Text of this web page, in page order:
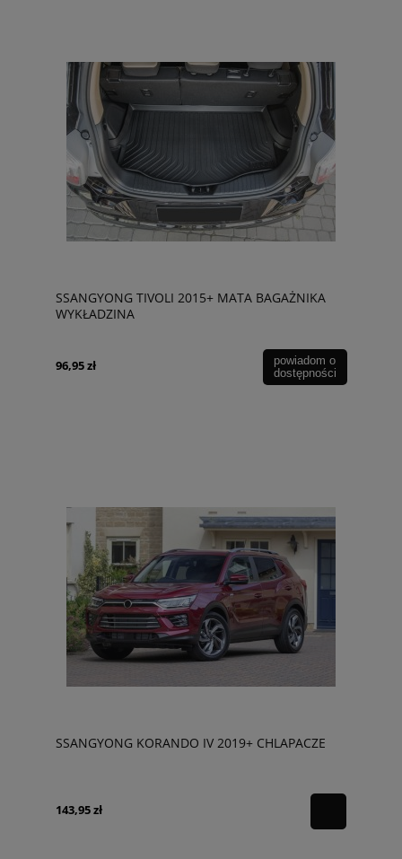
SSANGYONG TIVOLI 2015+ MATA BAGAŻNIKA
WYKŁADZINA
96,95 zł
powiadom o
dostępności
SSANGYONG KORANDO IV 2019+ CHLAPACZE
143,95 zł